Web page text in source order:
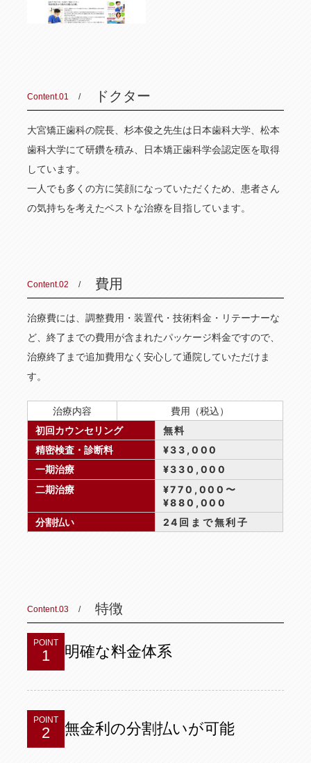
Content.01 ドクター
大宮矯正歯科の院長、杉本俊之先生は日本歯科大学、松本
歯科大学にて研鑽を積み、日本矯正歯科学会認定医を取得
しています。
一人でも多くの方に笑顔になっていただくため、患者さん
の気持ちを考えたベストな治療を目指しています。
Content.02 費用
治療費には、調整費用・装置代・技術料金・リテーナーな
ど、終了までの費用が含まれたパッケージ料金ですので、
治療終了まで追加費用なく安心して通院していただけま
す。
治療内容
費用（税込）
初回カウンセリング
無料
精密検査・診断料
¥33,000
一期治療
¥330,000
二期治療
¥770,000〜
¥880,000
分割払い
24回まで無利子
Content.03 特徴
POINT
1 明確な料金体系
POINT
2 無金利の分割払いが可能